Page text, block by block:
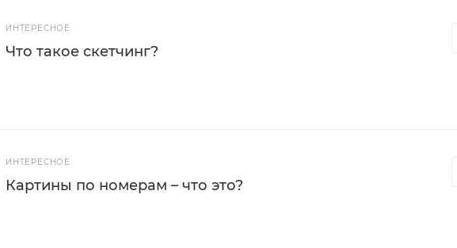
ИНТЕРЕСНОЕ
Что такое скетчинг?
ИНТЕРЕСНОЕ
Картины по номерам – что это?